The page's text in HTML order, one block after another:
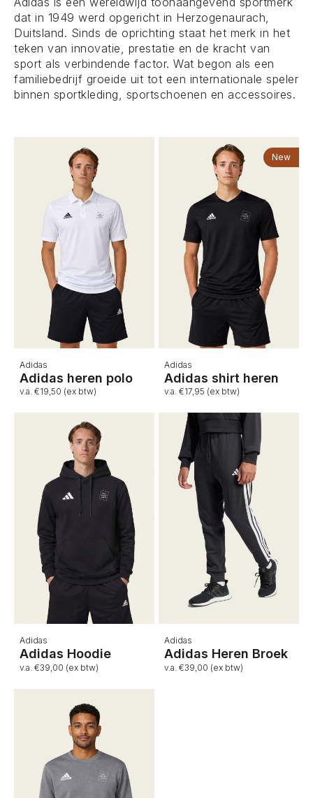
dat in 1949 werd opgericht in Herzogenaurach,
Duitsland. Sinds de oprichting staat het merk in het
teken van innovatie, prestatie en de kracht van
sport als verbindende factor. Wat begon als een
familiebedrijf groeide uit tot een internationale speler
binnen sportkleding, sportschoenen en accessoires.
Adidas
Adidas heren polo
v.a. €19,50 (ex btw)
New
Adidas
Adidas shirt heren
v.a. €17,95 (ex btw)
Adidas
Adidas Hoodie
v.a. €39,00 (ex btw)
Adidas
Adidas Heren Broek
v.a. €39,00 (ex btw)